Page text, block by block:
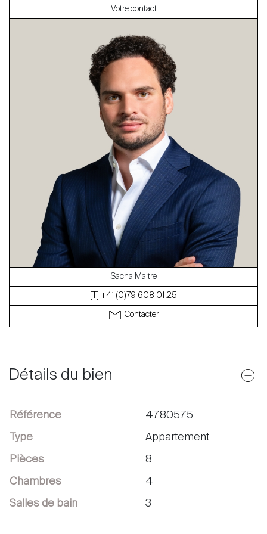
À propos
Nos experts
Contacter
Le blog
en fr
Détails du bien
Référence 4780575
Type Appartement
Pièces 8
Chambres 4
Salles de bain 3
Votre contact
Sacha Maitre
[T] +41 (0)79 608 01 25
Contacter